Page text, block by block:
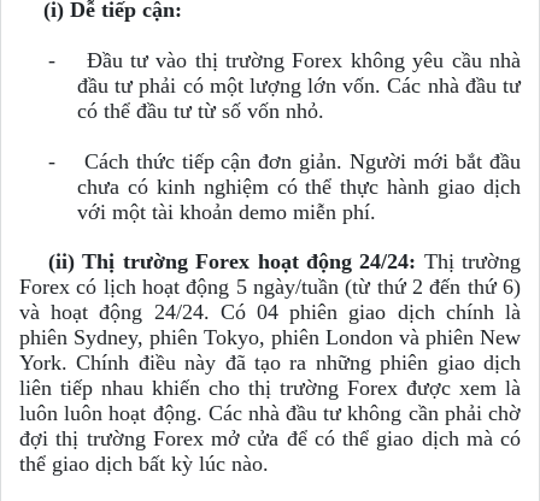
(i) Dễ tiếp cận:
-
Đầu tư vào thị trường Forex không yêu cầu nhà
đầu tư phải có một lượng lớn vốn. Các nhà đầu tư
có thể đầu tư từ số vốn nhỏ.
-
Cách thức tiếp cận đơn giản. Người mới bắt đầu
chưa có kinh nghiệm có thể thực hành giao dịch
với một tài khoản demo miễn phí.
(ii) Thị trường Forex hoạt động 24/24: Thị trường
Forex có lịch hoạt động 5 ngày/tuần (từ thứ 2 đến thứ 6)
và hoạt động 24/24. Có 04 phiên giao dịch chính là
phiên Sydney, phiên Tokyo, phiên London và phiên New
York. Chính điều này đã tạo ra những phiên giao dịch
liên tiếp nhau khiến cho thị trường Forex được xem là
luôn luôn hoạt động. Các nhà đầu tư không cần phải chờ
đợi thị trường Forex mở cửa để có thể giao dịch mà có
thể giao dịch bất kỳ lúc nào.